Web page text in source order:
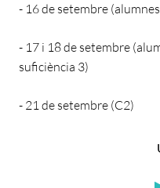
- 16 de setembre
- 17 i 18 de setembre
suficiència 3)
- 21 de setembre (C2)